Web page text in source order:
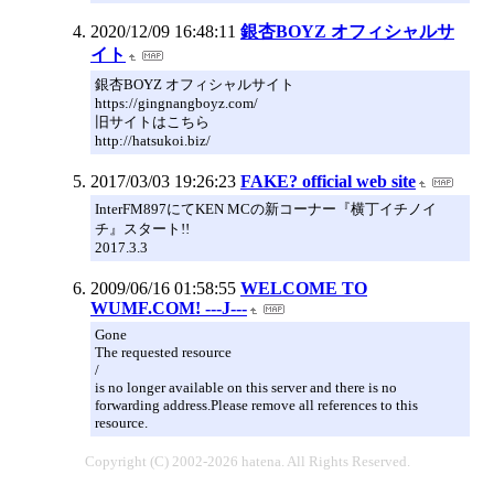
2020/12/09 16:48:11 銀杏BOYZ オフィシャルサ
イト
銀杏BOYZ オフィシャルサイト
https://gingnangboyz.com/
旧サイトはこちら
http://hatsukoi.biz/
2017/03/03 19:26:23 FAKE? official web site
InterFM897にてKEN MCの新コーナー『横丁イチノイ
チ』スタート!!
2017.3.3
2009/06/16 01:58:55 WELCOME TO
WUMF.COM! ---J---
Gone
The requested resource
/
is no longer available on this server and there is no
forwarding address.Please remove all references to this
resource.
Copyright (C) 2002-2026 hatena. All Rights Reserved.